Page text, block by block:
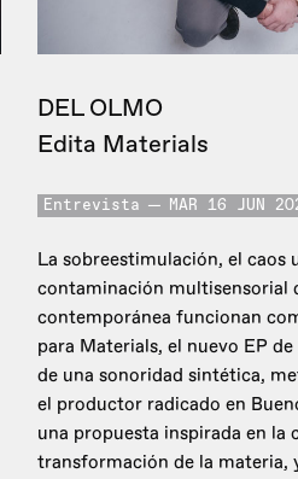
DEL OLMO
Edita Materials
Entrevista MAR 16 JUN
La sobreestimulación, el caos
contaminación multisensorial
contemporánea funcionan
para Materials, el nuevo EP de
de una sonoridad sintética,
el productor radicado en
una propuesta inspirada en la
transformación de la materia,